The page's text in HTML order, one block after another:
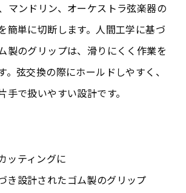
マンドリン、オーケストラ弦楽器の
簡単に切断します。人間工学に基づ
製のグリップは、滑りにくく作業を
。弦交換の際にホールドしやすく、
手で扱いやすい設計です。
ッティングに
き設計されたゴム製のグリップ